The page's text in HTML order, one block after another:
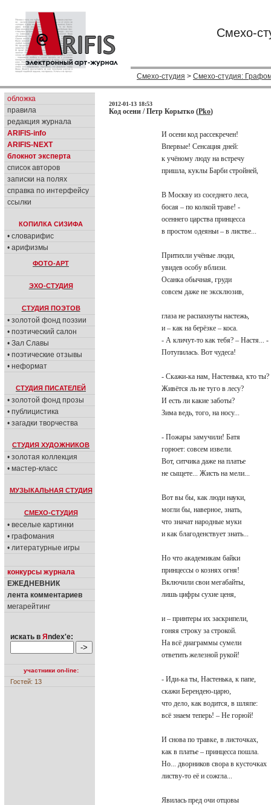
Смехо-
Смехо-студия > Смехо-студия:
обложка
правила
редакция журнала
ARIFIS-info
ARIFIS-NEXT
блокнот эксперта
список авторов
записки на полях
справка по интерфейсу
ссылки
КОПИЛКА СИЗИФА
• словарифис
• арифизмы
ФОТО-АРТ
ЭХО-СТУДИЯ
СТУДИЯ ПОЭТОВ
• золотой фонд поэзии
• поэтический салон
• Зал Славы
• поэтические отзывы
• неформат
СТУДИЯ ПИСАТЕЛЕЙ
• золотой фонд прозы
• публицистика
• загадки творчества
СТУДИЯ ХУДОЖНИКОВ
• золотая коллекция
• мастер-класс
МУЗЫКАЛЬНАЯ СТУДИЯ
СМЕХО-СТУДИЯ
• веселые картинки
• графомания
• литературные игры
конкурсы журнала
ЕЖЕДНЕВНИК
лента комментариев
мегарейтинг
искать в Я ndex'е:
участники on-line:
Гостей: 13
2012-01-13 18:53
Код осени / Петр Корытко (Pko)
И осени код рассекречен!
Впервые! Сенсация дней:
к учёному люду на встречу
пришла, куклы Барби стройней,
В Москву из соседнего леса,
босая – по колкой траве! -
осеннего царства принцесса
в простом одеяньи – в листве...
Притихли учёные люди,
увидев особу вблизи.
Осанка обычная, груди
совсем даже не эксклюзив,
глаза не распахнуты настежь,
и – как на берёзке – коса.
- А кличут-то как тебя? – Настя... -
Потупилась. Вот чудеса!
- Скажи-ка нам, Настенька, кто ты?
Живётся ль не туго в лесу?
И есть ли какие заботы?
Зима ведь, того, на носу...
- Пожары замучили! Батя
горюет: совсем извели.
Вот, ситчика даже на платье
не сыщете... Жисть на мели...
Вот вы бы, как люди науки,
могли бы, наверное, знать,
что значат народные муки
и как благоденствует знать...
Но что академикам байки
принцессы о кознях огня!
Включили свои мегабайты,
лишь цифры сухие ценя,
и – принтеры их заскрипели,
гоняя строку за строкой.
На всё диаграммы сумели
ответить железной рукой!
- Иди-ка ты, Настенька, к папе,
скажи Берендею-царю,
что дело, как водится, в шляпе:
всё знаем теперь! – Не горюй!
И снова по травке, в листочках,
как в платье – принцесса пошла.
Но... дворников свора в кусточках
листву-то её и сожгла...
Явилась пред очи отцовы